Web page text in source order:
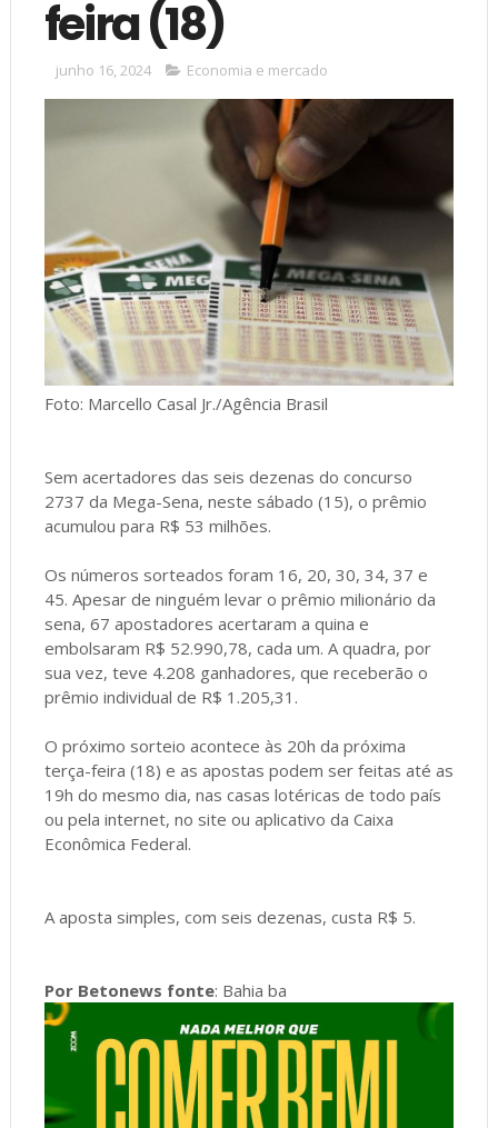
feira (18)
junho 16, 2024 Economia e mercado
Foto: Marcello Casal Jr./Agência Brasil
Sem acertadores das seis dezenas do concurso
2737 da Mega-Sena, neste sábado (15), o prêmio
acumulou para R$ 53 milhões.
Os números sorteados foram 16, 20, 30, 34, 37 e
45. Apesar de ninguém levar o prêmio milionário da
sena, 67 apostadores acertaram a quina e
embolsaram R$ 52.990,78, cada um. A quadra, por
sua vez, teve 4.208 ganhadores, que receberão o
prêmio individual de R$ 1.205,31.
O próximo sorteio acontece às 20h da próxima
terça-feira (18) e as apostas podem ser feitas até as
19h do mesmo dia, nas casas lotéricas de todo país
ou pela internet, no site ou aplicativo da Caixa
Econômica Federal.
A aposta simples, com seis dezenas, custa R$ 5.
Por Betonews fonte: Bahia ba